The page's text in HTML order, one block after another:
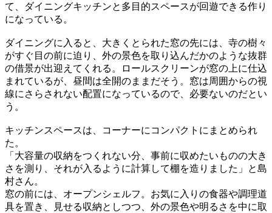
て、ダイニングキッチンと多目的スペースが回遊できる作り
になっている。
ダイニングに入ると、大きくとられた窓の先には、寺の樹々
がすぐ目の前に迫り、外の景色を取り込んだかのような抜群
の借景が出迎えてくれる。ロールスクリーンが窓の上に仕込
まれているが、昼間は全開のままだそう。窓は周囲からの視
線にさらされない配置になっているので、必要ないのだとい
う。
キッチンスペースは、コーナーにコンパクトにまとめられ
た。
「大容量の収納をつくれない分、事前に収めたいものの大き
さを測り、それが入るように計算して棚を造りました」と島
村さん。
窓の前には、オープンシェルフ。お気に入りの食器や調理道
具を置き、見せる収納としつつ、外の景色や明るさを中に取